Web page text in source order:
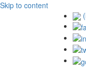
Skip to content